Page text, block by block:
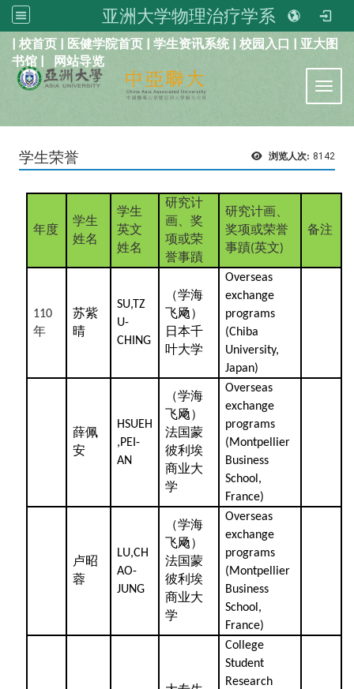
亚洲大学物理治疗学系
| 校首页 | 医健学院首页 | 学生资讯系统| 校园入口 | 亚大图
书馆 |
网站导览
浏览人次: 8142
学生荣誉
年度
学生
姓名
学生
英文
姓名
研究计
画、奖
项或荣
誉事蹟
研究计画、
奖项或荣誉
事蹟(英文)
备注
110
年
苏紫
晴
SU,TZ
U-
CHING
（学海
飞飏）
日本千
叶大学
Overseas
exchange
programs
(Chiba
University,
Japan)
薛佩
安
HSUEH
,PEI-
AN
（学海
飞飏）
法国蒙
彼利埃
商业大
学
Overseas
exchange
programs
(Montpellier
Business
School,
France)
卢昭
蓉
LU,CH
AO-
JUNG
（学海
飞飏）
法国蒙
彼利埃
商业大
学
Overseas
exchange
programs
(Montpellier
Business
School,
France)
College
Student
Research